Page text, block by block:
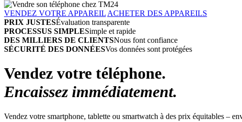
VENDEZ VOTRE APPAREIL ACHETER DES APPAREILS
PRIX JUSTESÉvaluation transparente
PROCESSUS SIMPLESimple et rapide
DES MILLIERS DE CLIENTSNous font confiance
SÉCURITÉ DES DONNÉESVos données sont protégées
Vendez votre téléphone.
Encaissez immédiatement.
Vendez votre smartphone, tablette ou smartwatch à des prix équitables –